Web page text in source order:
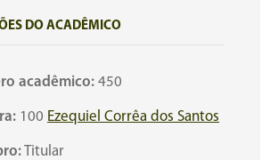
DO ACADÊMICO
acadêmico: 450
100 Ezequiel Corrêa dos Santos
Titular